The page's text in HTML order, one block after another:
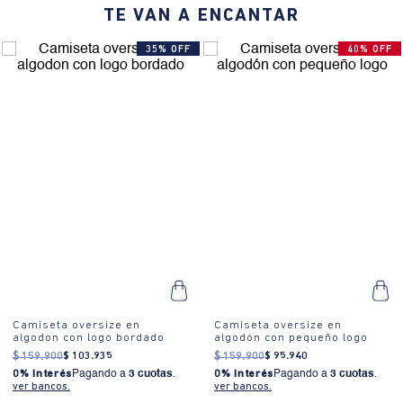
TE VAN A ENCANTAR
35% OFF
Camiseta oversize en
algodon con logo bordado
$ 159.900$ 103 .935
0% Interés Pagando a 3 cuotas.
ver bancos.
40% OFF
Camiseta oversize en
algodón con pequeño logo
$ 159.900$ 95.940
0% Interés Pagando a 3 cuotas.
ver bancos.